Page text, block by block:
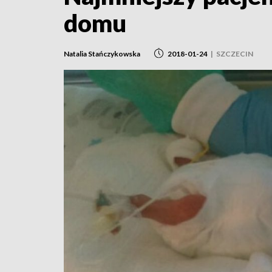
domu
Natalia Stańczykowska 2018-01-24 | SZCZECIN